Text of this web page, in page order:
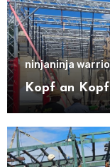
ninjaninja
Kopf an